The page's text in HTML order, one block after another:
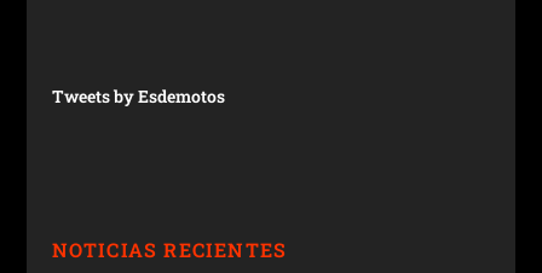
Tweets by Esdemotos
NOTICIAS RECIENTES